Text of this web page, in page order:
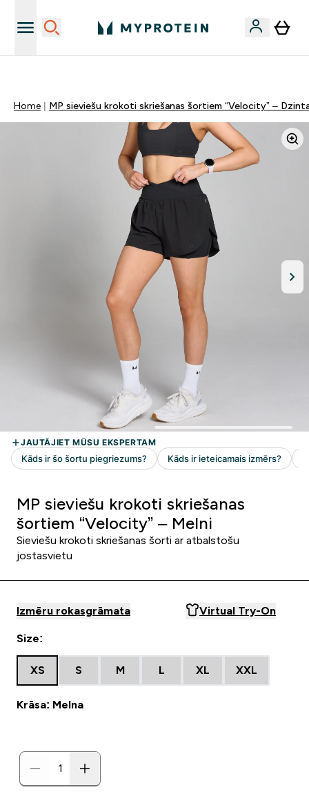
Home MP sieviešu krokoti skriešanas šortiem “Velocity” –
MP sieviešu krokoti skriešanas
šortiem “Velocity” – Melni
Sieviešu krokoti skriešanas šorti ar atbalstošu
jostasvietu
Izmēru rokasgrāmata Virtual Try-On
Size:
XS S M L XL XXL
Krāsa: Melna